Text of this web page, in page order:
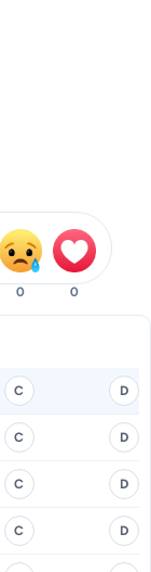
0 0
C D
C D
C D
C D